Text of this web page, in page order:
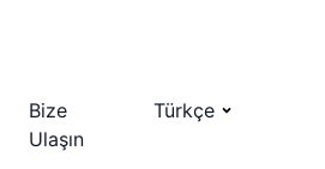
Bize
Ulaşın
Türkçe